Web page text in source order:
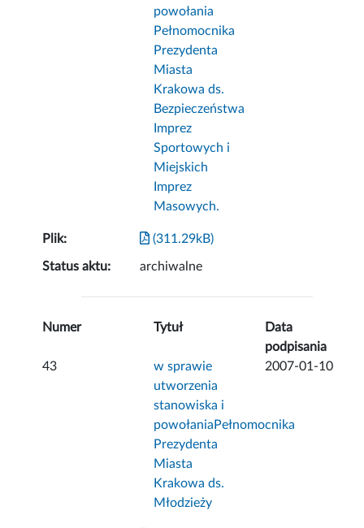
powołania
Pełnomocnika
Prezydenta
Miasta
Krakowa ds.
Bezpieczeństwa
Imprez
Sportowych i
Miejskich
Imprez
Masowych.
Plik: (311.29kB)
Status aktu: archiwalne
Numer Tytuł
Data
podpisania
43
w sprawie
utworzenia
stanowiska i
powołaniaPełnomocnika
Prezydenta
Miasta
Krakowa ds.
Młodzieży
2007-01-10